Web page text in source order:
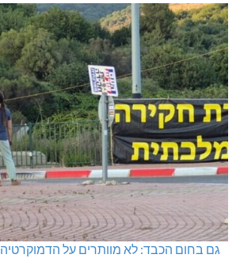
גם בחום הכבד: לא מוותרים על הדמוקרטיה